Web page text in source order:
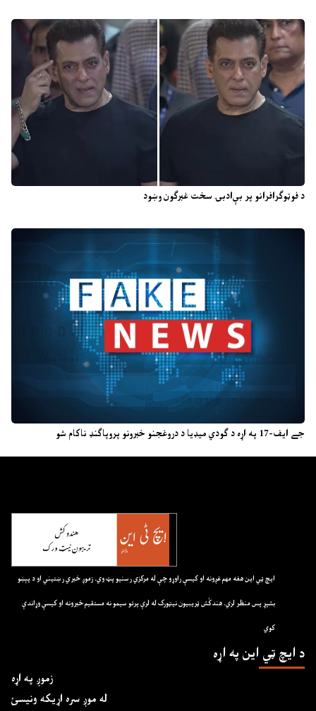
د فوټوګرافرانو پر بې‌ادبۍ سخت غبرګون وښود
جے ایف-17 په اړه د ګودي میډیا د دروغجنو خبرونو پروپاګنډ ناکام شو
ايچ ټي اين هغه مهم غږونه او کيسې راوړو چې له مرکزي رسنيو پټ وي. زموږ خبري رښتيني او د پېښو
بشپړ پس منظر لري. هندکُش ټريبيون نيټورک له لرې پرتو سيمو نه مستقيم خبرونه او کيسې وړاندې
کوي
د ايچ ټي اين په اړه
زموږ په اړه
له موږ سره اړیکه ونیسئ